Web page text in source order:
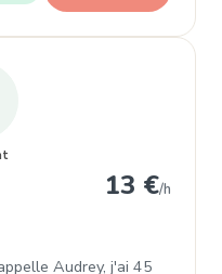
13 €/h
Audrey, j'ai 45